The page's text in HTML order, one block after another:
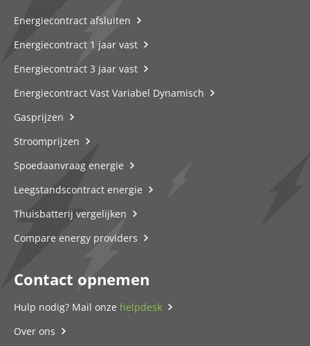
Energiecontract afsluiten
Energiecontract 1 jaar vast
Energiecontract 3 jaar vast
Energiecontract Vast Variabel Dynamisch
Gasprijzen
Stroomprijzen
Spoedaanvraag energie
Leegstandscontract energie
Thuisbatterij vergelijken
Compare energy providers
Contact opnemen
Hulp nodig? Mail onze helpdesk
Over ons